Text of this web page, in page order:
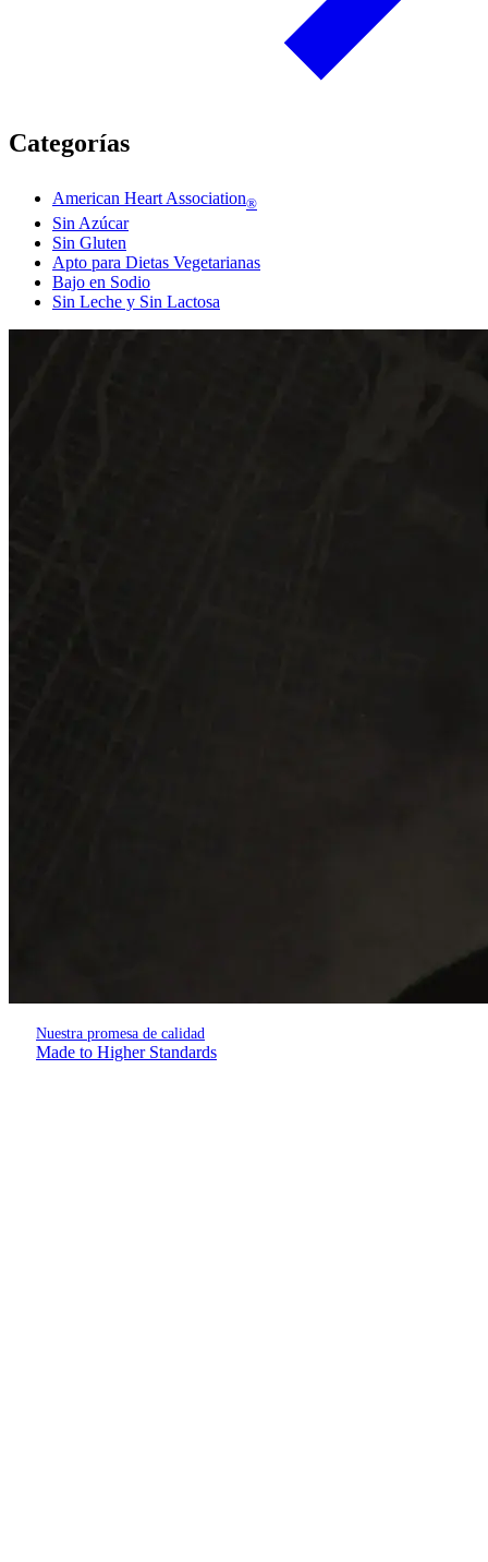
Categorías
American Heart Association®
Sin Azúcar
Sin Gluten
Apto para Dietas Vegetarianas
Bajo en Sodio
Sin Leche y Sin Lactosa
Nuestra promesa de calidad
Made to Higher Standards